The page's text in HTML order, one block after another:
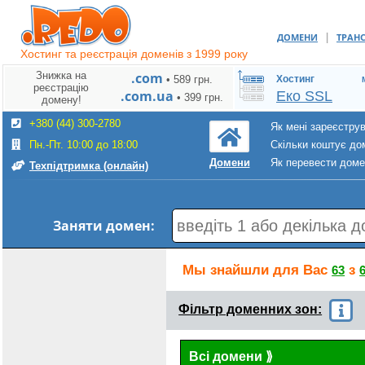
Хостинг та реєстрація доменів з 1999 року
ДОМЕНИ |
Знижка на
реєстрацію
домену!
.com • 589 грн.
.com.ua • 399 грн.
Хостинг
Еко SSL
+380 (44) 300-2780
Пн.-Пт. 10:00 до 18:00
Техпідтримка (онлайн)
Домени
Як мені
Скільки коштує
Як перевести
Заняти домен:
Мы знайшли для Вас63 з
Фільтр доменних зон:
Всі домени ⟫